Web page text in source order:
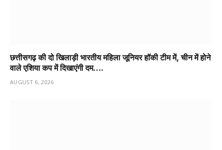
छत्तीसगढ़ की दो खिलाड़ी भारतीय महिला जूनियर हॉकी टीम में, चीन में होने
वाले एशिया कप में दिखाएंगी दम….
AUGUST 6, 2026